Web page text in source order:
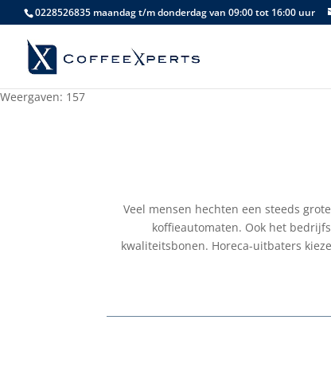
0228526835 maandag t/m donderdag van 09:00 tot 16:00 uur
Weergaven: 157
Veel mensen hechten een steeds
koffieautomaten. Ook het
kwaliteitsbonen. Horeca-uitbaters